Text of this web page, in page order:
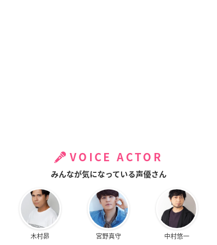
VOICE ACTOR
みんなが気になっている声優さん
木村昴 宮野真守 中村悠一